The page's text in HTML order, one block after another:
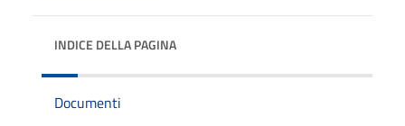
INDICE DELLA PAGINA
Documenti